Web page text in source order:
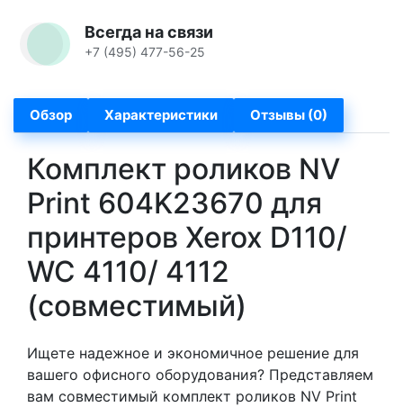
Всегда на связи
+7 (495) 477-56-25
Обзор Характеристики Отзывы (0)
Комплект роликов NV
Print 604K23670 для
принтеров Xerox D110/
WC 4110/ 4112
(совместимый)
Ищете надежное и экономичное решение для
вашего офисного оборудования? Представляем
вам совместимый комплект роликов NV Print